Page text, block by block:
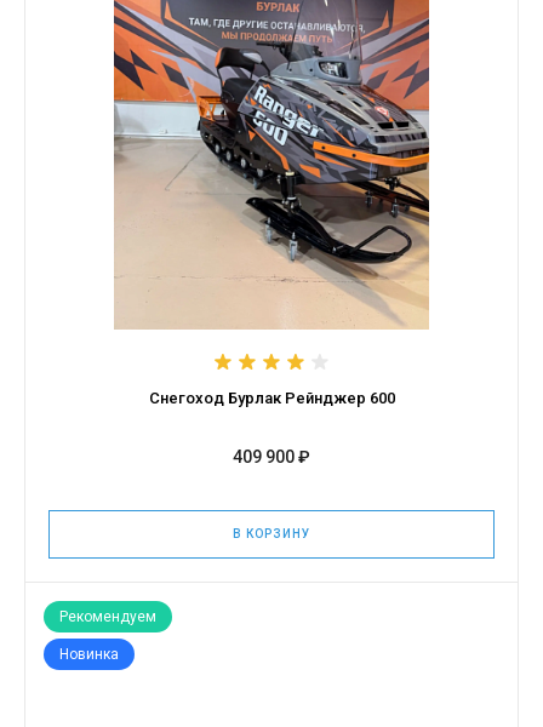
Снегоход Бурлак Рейнджер 600
409 900 ₽
В КОРЗИНУ
Рекомендуем
Новинка